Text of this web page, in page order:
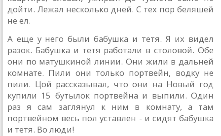
дойти. Лежал несколько дней. С тех пор беляшей
не ел.
А еще у него были бабушка и тетя. Я их видел
разок. Бабушка и тетя работали в столовой. Обе
они по матушкиной линии. Они жили в дальней
комнате. Пили они только портвейн, водку не
пили. Цой рассказывал, что они на Новый год
купили 15 бутылок портвейна и выпили. Один
раз я сам заглянул к ним в комнату, а там
портвейном весь пол уставлен - и сидят бабушка
и тетя. Во люди!